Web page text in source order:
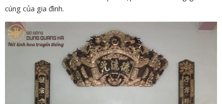
cúng của gia đình.